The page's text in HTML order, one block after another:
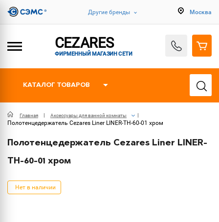
Другие бренды Москва
CEZARES
ФИРМЕННЫЙ МАГАЗИН СЕТИ
КАТАЛОГ ТОВАРОВ
Главная Аксессуары для ванной комнаты
Полотенцедержатель Cezares Liner LINER-TH-60-01 хром
Полотенцедержатель Cezares Liner LINER-
TH-60-01 хром
Нет в наличии